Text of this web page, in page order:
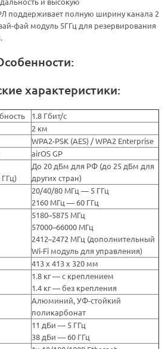
поддерживает полную ширину канала 2
фай модуль 5ГГц для резервирования
характеристики:
1.8 Гбит/с
2 км
WPA2-PSK (AES) / WPA2 Enterprise
airOS GP
До 20 дБм для РФ (до 25 дБм для
других стран)
20/40/80 МГц — 5 ГГц
2160 МГц — 60 ГГц
5180–5875 МГц
57000–66000 МГц
2412–2472 МГц (дополнительный
Wi-Fi модуль для управления)
413 х 413 х 320 мм
1.8 кг — с креплением
1.4 кг — без крепления
Алюминий, УФ-стойкий
поликарбонат
11 дБи — 5 ГГц
38 дБи — 60 ГГц